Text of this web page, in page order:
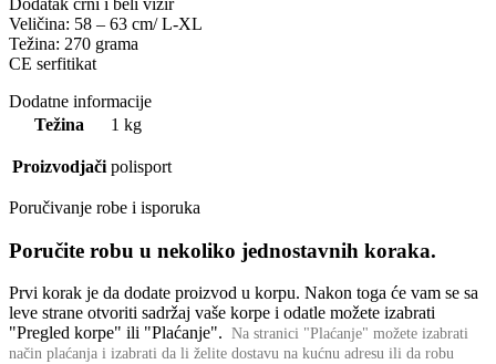
Veličina: 58 – 63 cm/ L-XL
Težina: 270 grama
CE serfitikat
Dodatne informacije
Težina
1 kg
Proizvodjači polisport
Poručivanje robe i isporuka
Poručite robu u nekoliko jednostavnih koraka.
Prvi korak je da dodate proizvod u korpu. Nakon toga će vam se sa
leve strane otvoriti sadržaj vaše korpe i odatle možete izabrati
"Pregled korpe" ili "Plaćanje". Na stranici "Plaćanje" možete izabrati
način plaćanja i izabrati da li želite dostavu na kućnu adresu ili da robu